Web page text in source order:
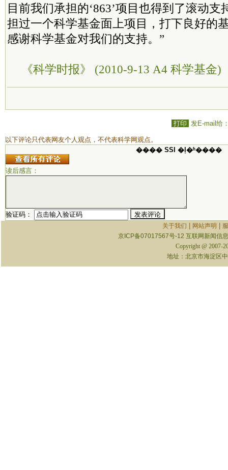
目前我们承担的‘863’项目也得到了滚动
担过一个科学基金面上项目，打下良好的
感谢科学基金对我们的支持。”
《科学时报》 (2010-9-13 A4 科学基金)
打印 发E-mail给
以下评论只代表网友个人观点，不代表科学网观点。
���� SSI �ļ�ʱ����
读后感言：
验证码：
关于我们 | 网站声明 |
京ICP备07017567号-12 互联网新闻信
Copyright @ 2007-
地址：北京市海淀区